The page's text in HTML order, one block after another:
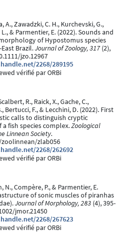
A., Zawadzki, C. H., Kurchevski, G.,
& Parmentier, E. (2022). Sounds and
of Hypostomus species
Brazil.Journal of Zoology, 317 (2),
jzo.12967
2268/289195
vérifié par ORBi
R., Raick, X., Gache, C.,
Bertucci, F., & Lecchini, D. (2022). First
calls to distinguish cryptic
a fish species complex.Zoological
Linnean Society.
zoolinnean/zlab056
2268/262692
vérifié par ORBi
N., Compère, P., & Parmentier, E.
of sonic muscles of piranhas
Journal of Morphology, 283 (4), 395-
jmor.21450
2268/267623
vérifié par ORBi